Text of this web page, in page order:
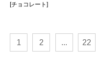
[チョコレート]
1 2 ... 22